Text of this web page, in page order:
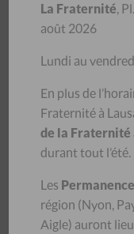
consultant·e·s
pour décrire les
Archives
Les articles sur le
Archives-Presse.
La Fraternité,
août 2026
Lundi au
En plus de
Fraternité à
de la Fraternité
durant tout l’été.
Les
région (Nyon,
Aigle) auront